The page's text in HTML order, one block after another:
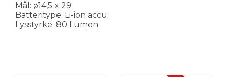
Mål: ø14,5 x 29
Batteritype: Li-ion accu
Lysstyrke: 80 Lumen